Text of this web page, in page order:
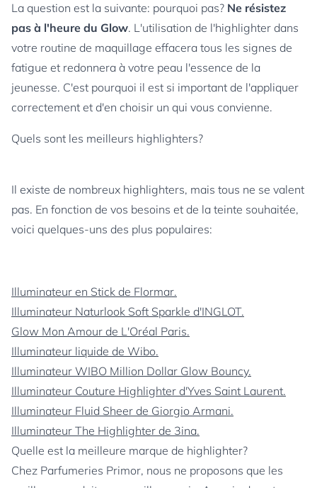
La question est la suivante: pourquoi pas? Ne résistez
pas à l'heure du Glow. L'utilisation de l'highlighter dans
votre routine de maquillage effacera tous les signes de
fatigue et redonnera à votre peau l'essence de la
jeunesse. C'est pourquoi il est si important de l'appliquer
correctement et d'en choisir un qui vous convienne.
Quels sont les meilleurs highlighters?
Il existe de nombreux highlighters, mais tous ne se valent
pas. En fonction de vos besoins et de la teinte souhaitée,
voici quelques-uns des plus populaires:
Illuminateur en Stick de Flormar.
Illuminateur Naturlook Soft Sparkle d'INGLOT.
Glow Mon Amour de L'Oréal Paris.
Illuminateur liquide de Wibo.
Illuminateur WIBO Million Dollar Glow Bouncy.
Illuminateur Couture Highlighter d'Yves Saint Laurent.
Illuminateur Fluid Sheer de Giorgio Armani.
Illuminateur The Highlighter de 3ina.
Quelle est la meilleure marque de highlighter?
Chez Parfumeries Primor, nous ne proposons que les